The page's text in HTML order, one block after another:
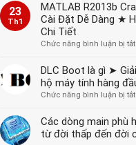
23
Th1
MATLAB R2013b
Cài Đặt Dễ Dàng ★
Chi Tiết
Chức năng bình luận bị tắtở
➤
DLC Boot là gì ➤
hộ máy tính hàng
Chức năng bình luận bị tắtở
Các dòng main phù
từ đời thấp đến đời